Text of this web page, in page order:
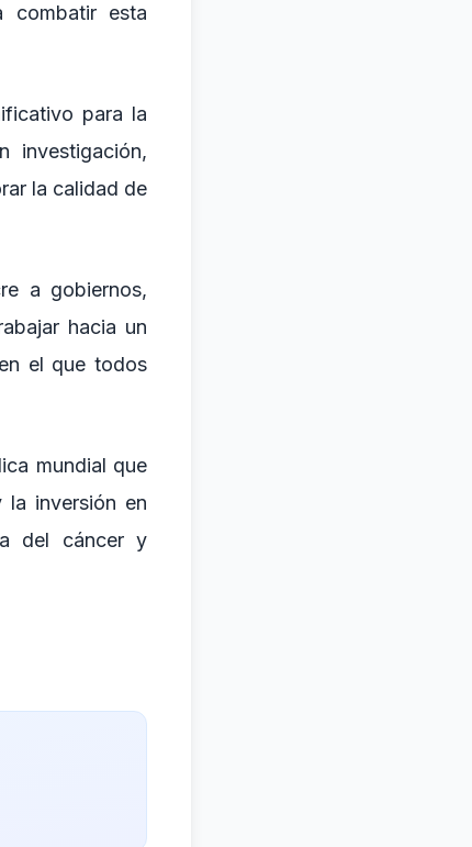
combatir esta
para la
investigación,
la calidad de
a gobiernos,
hacia un
el que todos
mundial que
la inversión en
del cáncer y